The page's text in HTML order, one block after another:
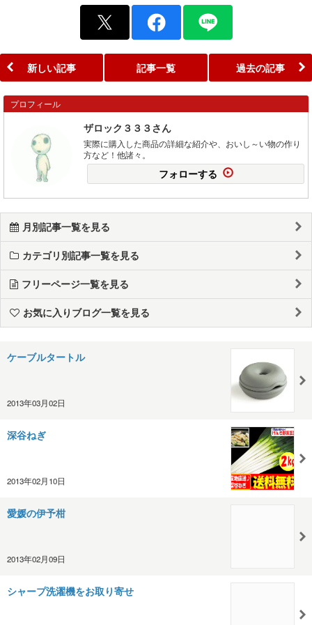
新しい記事 記事一覧 過去の記事
プロフィール
ザロック３３３さん
実際に購入した商品の詳細な紹介や、おいし～い物の作り
方など！他諸々。
フォローする
月別記事一覧を見る
カテゴリ別記事一覧を見る
フリーページ一覧を見る
お気に入りブログ一覧を見る
ケーブルタートル
2013年03月02日
深谷ねぎ
2013年02月10日
愛媛の伊予柑
2013年02月09日
シャープ洗濯機をお取り寄せ